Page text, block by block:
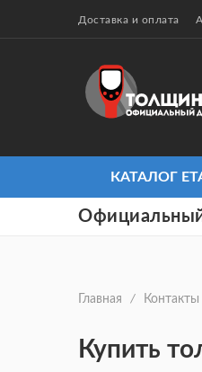
Доставка и оплата
КАТАЛОГ
Официальный
Главная / Контакты
Купить